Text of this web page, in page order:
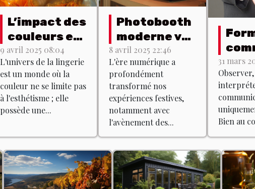
L’impact des
couleurs en
lingerie :
Quelles
teintes
choisir pour
quel effet ?
9 avril 2025 08:04
L'univers de la lingerie
est un monde où la
couleur ne se limite pas
à l'esthétisme ; elle
possède une...
Photobooth
moderne vs
vintage :
quel est le
meilleur
choix ?
8 avril 2025 22:46
L'ère numérique a
profondément
transformé nos
expériences festives,
notamment avec
l'avènement des...
non
est-
31 mars
Bien au